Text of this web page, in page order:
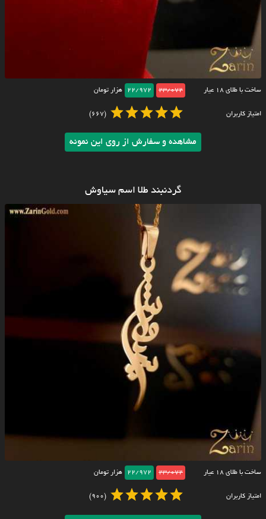
ساخت با طلای ۱۸ عیار 23/072
22/972 هزار تومان
امتیاز کاربران (667)
مشاهده و سفارش از روی این نمونه
گردنبند طلا اسم سیاوش
ساخت با طلای ۱۸ عیار 23/072
22/972 هزار تومان
امتیاز کاربران (900)